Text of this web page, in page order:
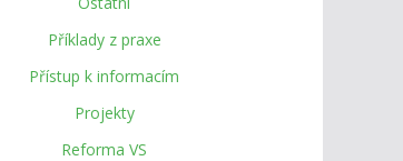
Příklady z praxe
Přístup k informacím
Projekty
Reforma VS